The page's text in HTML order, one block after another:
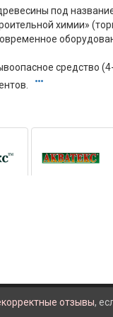
под
химии»
средство
отзывы,